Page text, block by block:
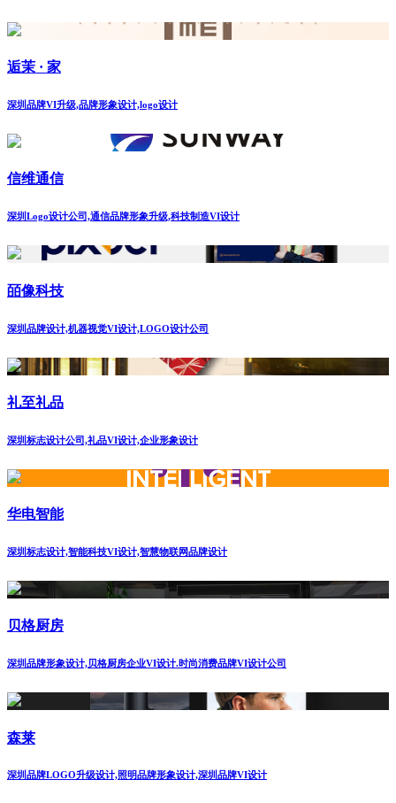
逅茉 · 家
深圳品牌VI升级,品牌形象设计,logo设计
信维通信
深圳Logo设计公司,通信品牌形象升级,科技制造VI设计
皕像科技
深圳品牌设计,机器视觉VI设计,LOGO设计公司
礼至礼品
深圳标志设计公司,礼品VI设计,企业形象设计
华电智能
深圳标志设计,智能科技VI设计,智慧物联网品牌设计
贝格厨房
深圳品牌形象设计,贝格厨房企业VI设计.时尚消费品牌VI设计公司
森莱
深圳品牌LOGO升级设计,照明品牌形象设计,深圳品牌VI设计